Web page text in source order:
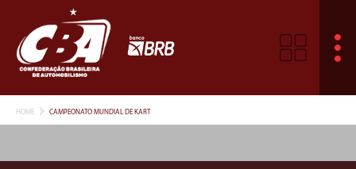
HOME CAMPEONATO MUNDIAL DE KART